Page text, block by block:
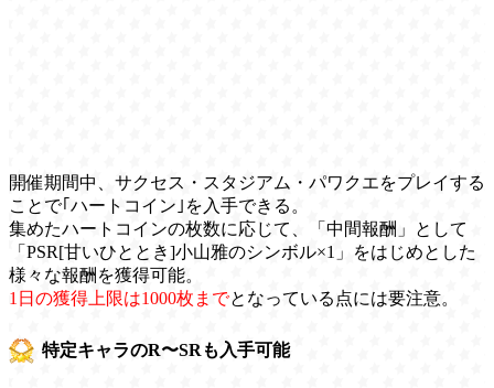
開催期間中、サクセス・スタジアム・パワクエをプレイする
ことで｢ハートコイン｣を入手できる。
集めたハートコインの枚数に応じて、「中間報酬」として
「PSR[甘いひととき]小山雅のシンボル×1」をはじめとした
様々な報酬を獲得可能。
1日の獲得上限は1000枚までとなっている点には要注意。
特定キャラのR〜SRも入手可能